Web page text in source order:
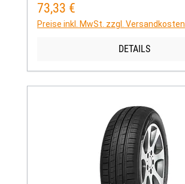
Regulärer Preis:
73,33 €
Preise inkl. MwSt. zzgl. Versandkosten
DETAILS